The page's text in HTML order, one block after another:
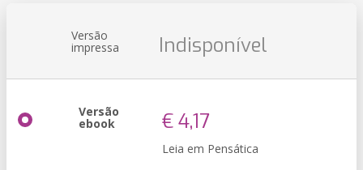
Versão
impressa Indisponível
Versão
ebook € 4,17
Leia em Pensática